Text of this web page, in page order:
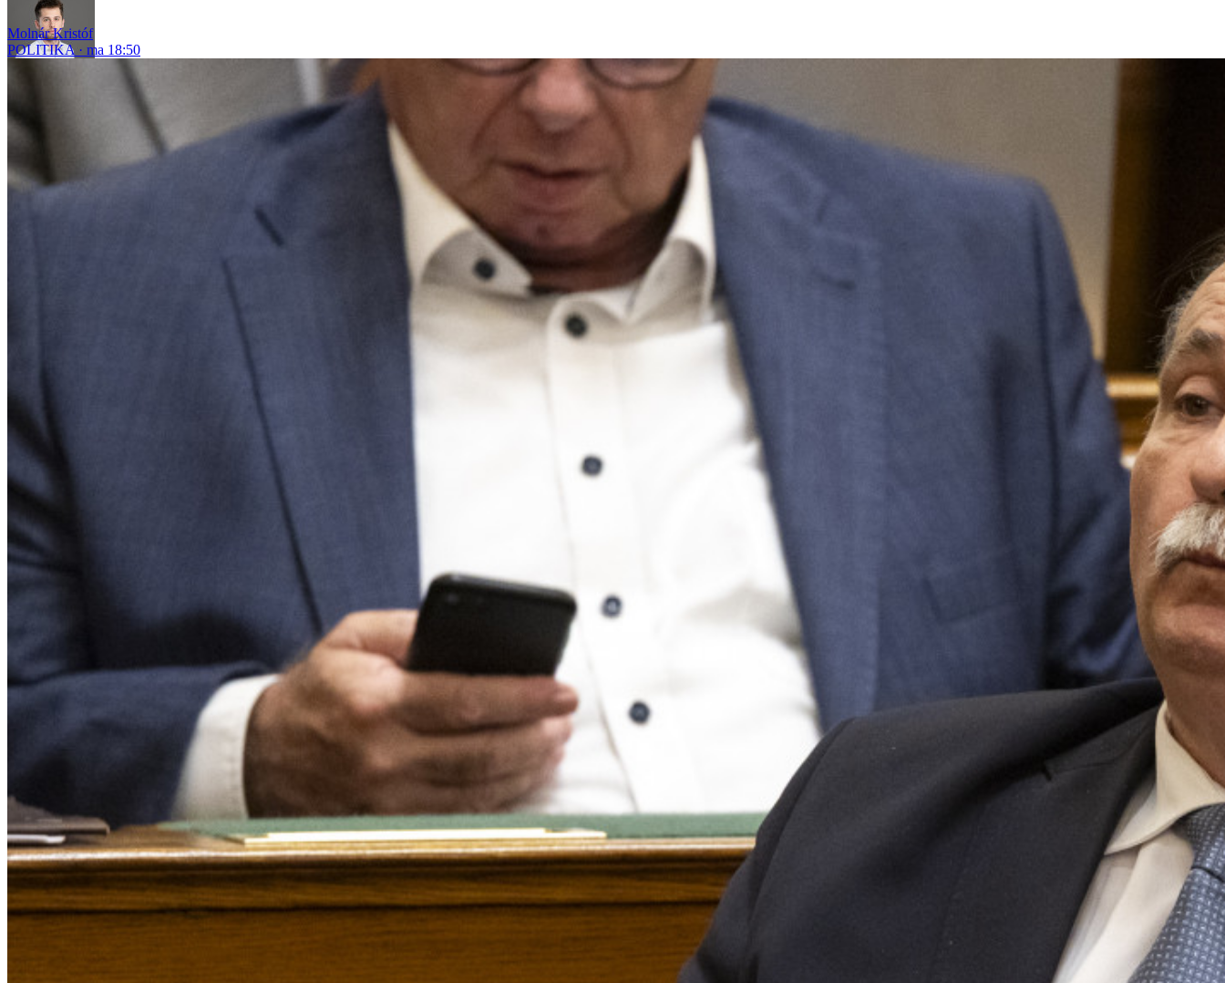
Molnár Kristóf
POLITIKA
ma 18:50